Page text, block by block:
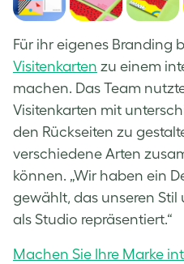
Für ihr eigenes Branding
Visitenkarten zu einem
machen. Das Team
Visitenkarten mit
den Rückseiten zu
verschiedene Arten
können. „Wir haben ein
gewählt, das unseren Stil
als Studio repräsentiert.“
Machen Sie Ihre Marke